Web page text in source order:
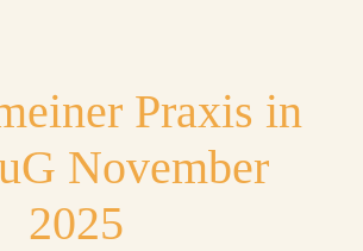
Praxis in
November
2025